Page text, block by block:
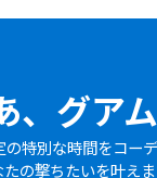
、グア
の特別な時間をコー
たの撃ちたいを叶え